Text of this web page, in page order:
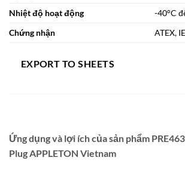
Nhiệt độ hoạt động
-40°C
Chứng nhận
ATEX,
EXPORT TO SHEETS
Ứng dụng và lợi ích của sản phẩm
Plug APPLETON Vietnam